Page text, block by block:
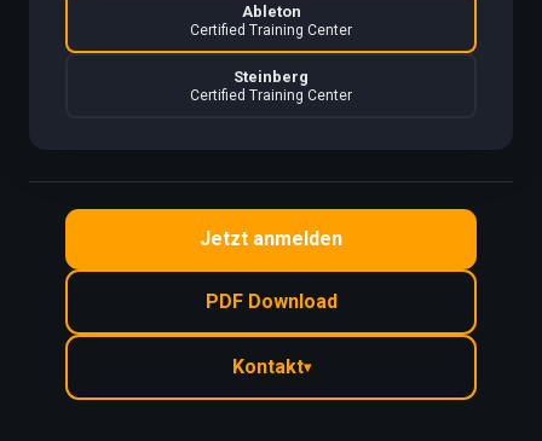
Ableton
Certified Training Center
Steinberg
Certified Training Center
Jetzt anmelden
PDF Download
Kontakt▾